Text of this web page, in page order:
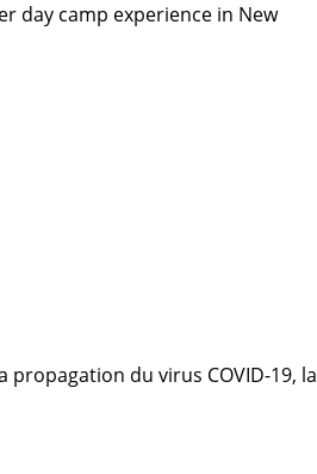
day camp experience in New
du virus COVID-19, la